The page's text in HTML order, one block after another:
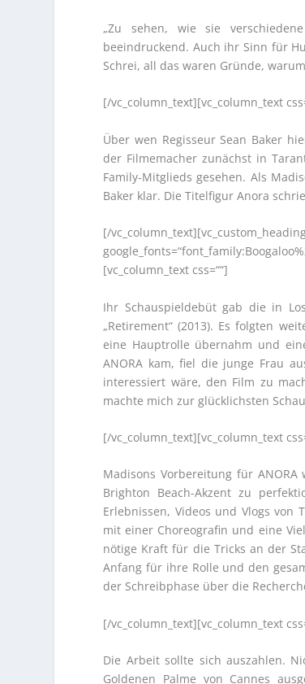
„Zu sehen, wie sie
beeindruckend. Auch ihr Sinn für
Schrei, all das waren Gründe,
[/vc_column_text][vc_column_text
Über wen Regisseur Sean Baker
der Filmemacher zunächst in
Family-Mitglieds gesehen. Als
Baker klar. Die Titelfigur Anora
[/
[vc_column_text css=““]
Ihr Schauspieldebüt gab die in
„Retirement“ (2013). Es folgten
eine Hauptrolle übernahm und
ANORA kam, fiel die junge Frau
interessiert wäre, den Film zu
machte mich zur glücklichsten
[/vc_column_text][vc_column_text
Madisons Vorbereitung für
Brighton Beach-Akzent zu
Erlebnissen, Videos und Vlogs
mit einer Choreografin und eine
nötige Kraft für die Tricks an der
Anfang für ihre Rolle und den
der Schreibphase über die
[/vc_column_text][vc_column_text
Die Arbeit sollte sich auszahlen.
Goldenen Palme von Cannes